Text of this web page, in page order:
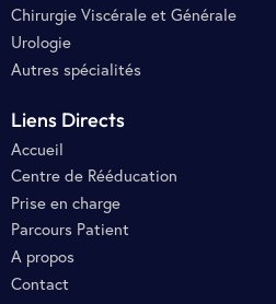
Chirurgie Viscérale et Générale
Urologie
Autres spécialités
Liens Directs
Accueil
Centre de Rééducation
Prise en charge
Parcours Patient
A propos
Contact